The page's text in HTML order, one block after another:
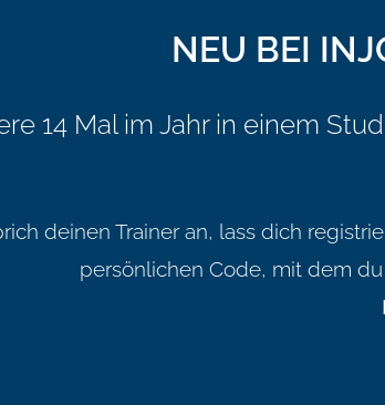
NEU BEI
14 Mal im Jahr in einem
deinen Trainer an, lass dich
persönlichen Code, mit dem